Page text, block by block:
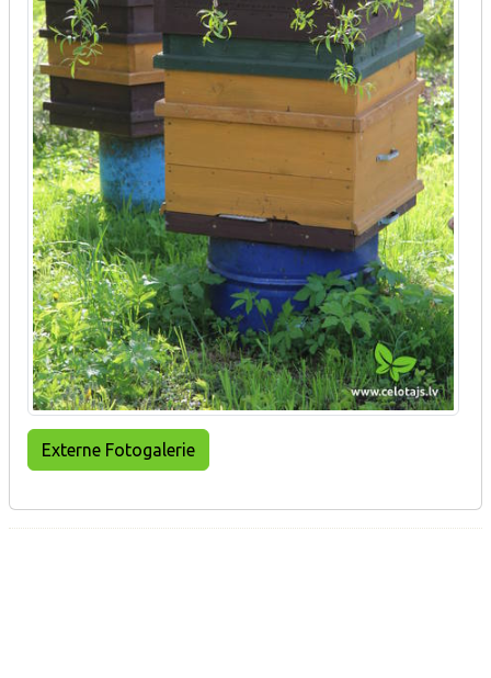
Externe Fotogalerie